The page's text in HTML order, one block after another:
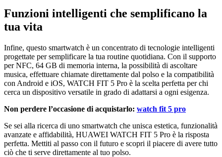
Funzioni intelligenti che semplificano la
tua vita
Infine, questo smartwatch è un concentrato di tecnologie intelligenti
progettate per semplificare la tua routine quotidiana. Con il supporto
per NFC, 64 GB di memoria interna, la possibilità di ascoltare
musica, effettuare chiamate direttamente dal polso e la compatibilità
con Android e iOS, WATCH FIT 5 Pro è la scelta perfetta per chi
cerca un dispositivo versatile in grado di adattarsi a ogni esigenza.
Non perdere l’occasione di acquistarlo: watch fit 5 pro
Se sei alla ricerca di uno smartwatch che unisca estetica, funzionalità
avanzate e affidabilità, HUAWEI WATCH FIT 5 Pro è la risposta
perfetta. Mettiti al passo con il futuro e scopri il piacere di avere tutto
ciò che ti serve direttamente al tuo polso.